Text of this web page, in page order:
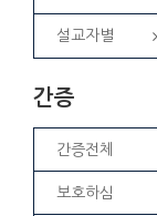
설교자별
간증
간증전체
보호하심